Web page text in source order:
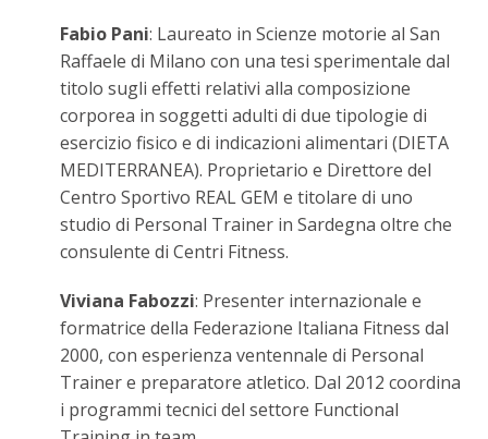
Fabio Pani: Laureato in Scienze motorie al San
Raffaele di Milano con una tesi sperimentale dal
titolo sugli effetti relativi alla composizione
corporea in soggetti adulti di due tipologie di
esercizio fisico e di indicazioni alimentari (DIETA
MEDITERRANEA). Proprietario e Direttore del
Centro Sportivo REAL GEM e titolare di uno
studio di Personal Trainer in Sardegna oltre che
consulente di Centri Fitness.
Viviana Fabozzi: Presenter internazionale e
formatrice della Federazione Italiana Fitness dal
2000, con esperienza ventennale di Personal
Trainer e preparatore atletico. Dal 2012 coordina
i programmi tecnici del settore Functional